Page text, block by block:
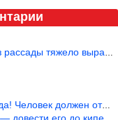
тяжело вырастить!
должен отдыхать в с